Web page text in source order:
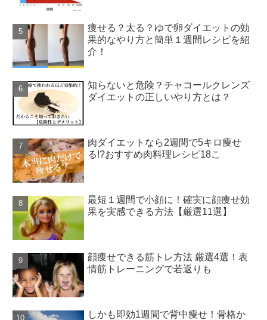
痩せる？太る？ゆで卵ダイエットの効
果的なやり方と簡単１週間レシピを紹
介！
知らないと危険？チャコールクレンズ
ダイエットの正しいやり方とは？
肉ダイエットなら2週間で5キロ痩せ
る!?おすすめ肉料理レシピ18こ
最短１週間で小顔に！確実に顔痩せ効
果を実感できる方法【厳選11選】
顔痩せできる筋トレ方法 厳選4選！表
情筋トレーニングで若返りも
しかも即効1週間で背中痩せ！骨格か